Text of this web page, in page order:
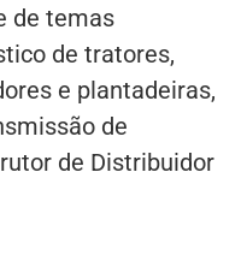
de temas
de tratores,
e plantadeiras,
de
de Distribuidor